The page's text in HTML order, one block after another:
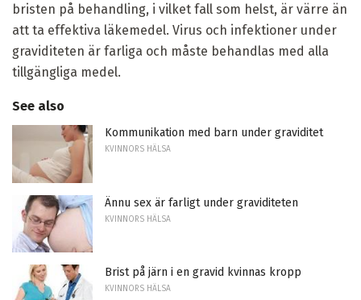
bristen på behandling, i vilket fall som helst, är värre än
att ta effektiva läkemedel. Virus och infektioner under
graviditeten är farliga och måste behandlas med alla
tillgängliga medel.
See also
Kommunikation med barn under graviditet
KVINNORS HÄLSA
Ännu sex är farligt under graviditeten
KVINNORS HÄLSA
Brist på järn i en gravid kvinnas kropp
KVINNORS HÄLSA